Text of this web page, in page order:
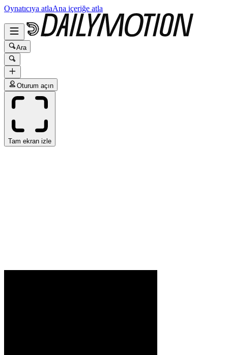
Oynatıcıya atlaAna içeriğe atla
Ara
Oturum açın
Tam ekran izle